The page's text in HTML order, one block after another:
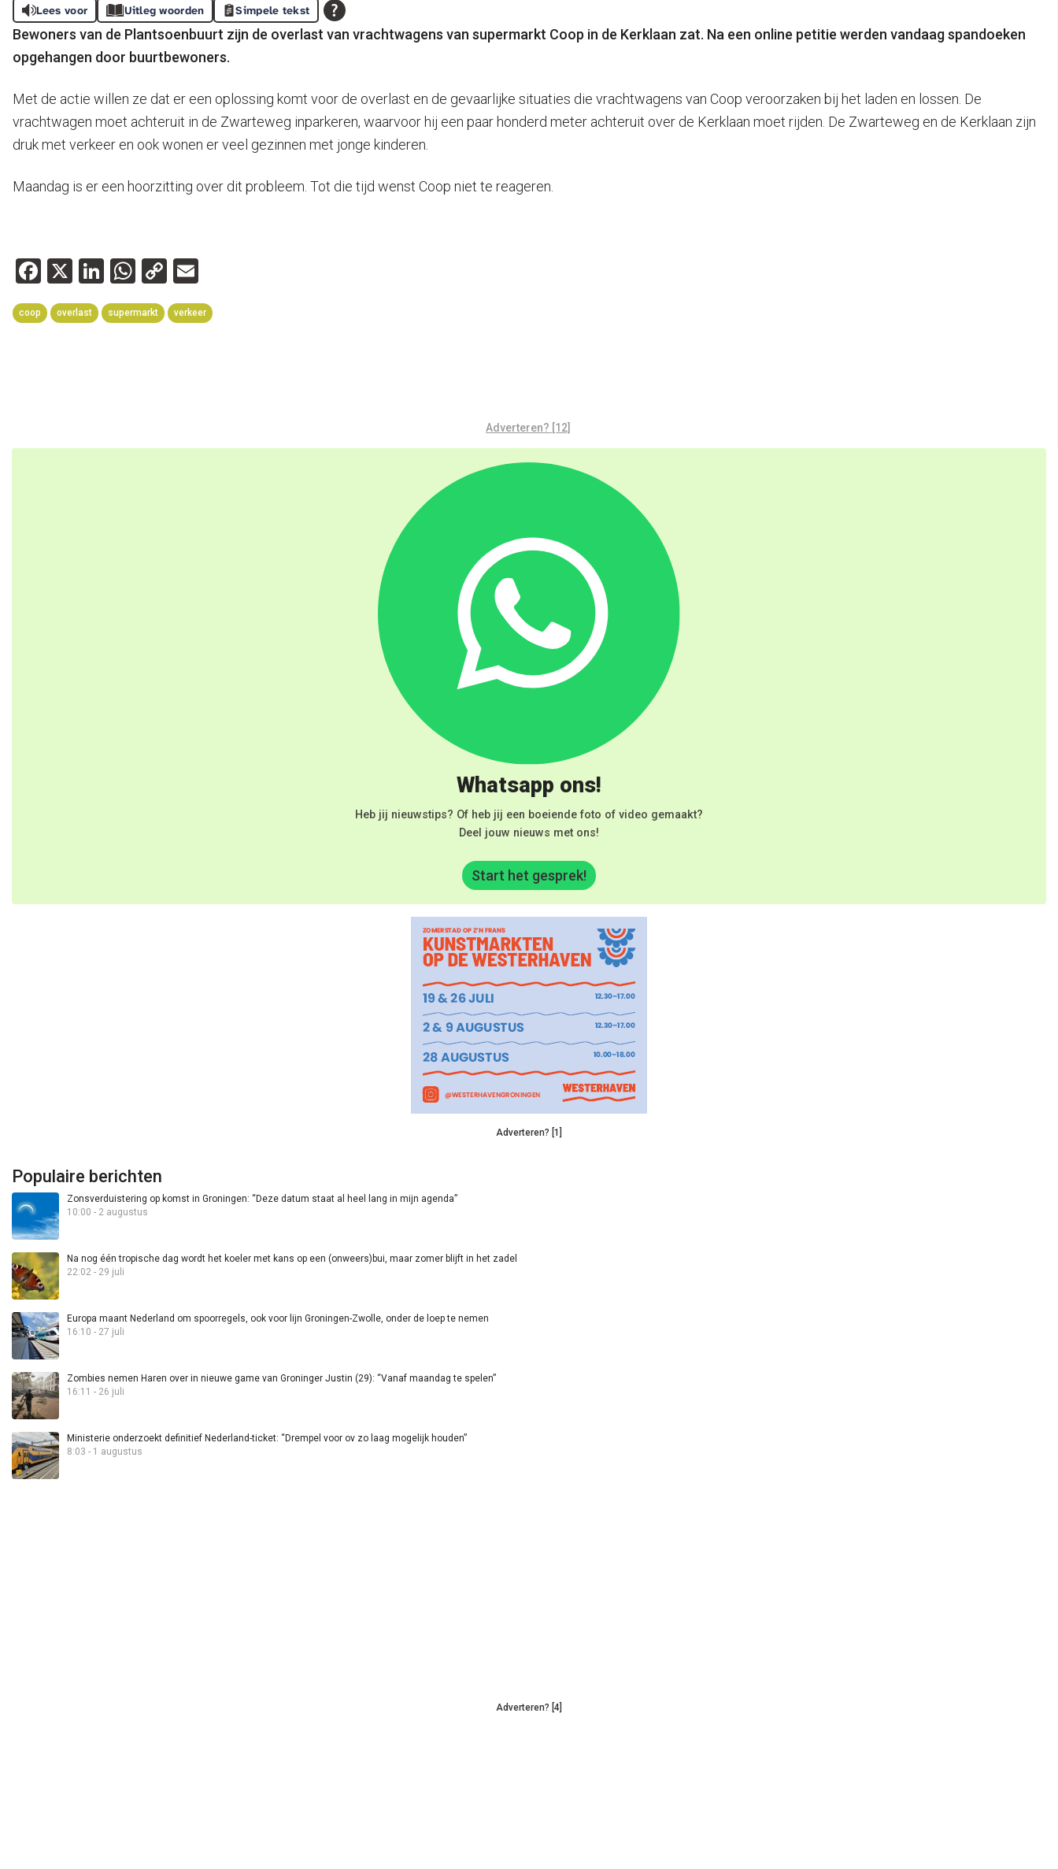
Lees voor Uitleg woorden Simpele tekst
Bewoners van de Plantsoenbuurt zijn de overlast van vrachtwagens van supermarkt Coop in de Kerklaan zat. Na een online petitie werden vandaag spandoeken
opgehangen door buurtbewoners.
Met de actie willen ze dat er een oplossing komt voor de overlast en de gevaarlijke situaties die vrachtwagens van Coop veroorzaken bij het laden en lossen. De
vrachtwagen moet achteruit in de Zwarteweg inparkeren, waarvoor hij een paar honderd meter achteruit over de Kerklaan moet rijden. De Zwarteweg en de Kerklaan zijn
druk met verkeer en ook wonen er veel gezinnen met jonge kinderen.
Maandag is er een hoorzitting over dit probleem. Tot die tijd wenst Coop niet te reageren.
Facebook
X LinkedIn
WhatsApp
Copy
Link
coop overlast supermarkt verkeer
Adverteren? [12]
Whatsapp ons!
Heb jij nieuwstips? Of heb jij een boeiende foto of video gemaakt?
Deel jouw nieuws met ons!
Start het gesprek!
Adverteren? [1]
Populaire berichten
Zonsverduistering op komst in Groningen: “Deze datum staat al heel lang in mijn agenda”
10:00 - 2 augustus
Na nog één tropische dag wordt het koeler met kans op een (onweers)bui, maar zomer blijft in het zadel
22:02 - 29 juli
Europa maant Nederland om spoorregels, ook voor lijn Groningen-Zwolle, onder de loep te nemen
16:10 - 27 juli
Zombies nemen Haren over in nieuwe game van Groninger Justin (29): “Vanaf maandag te spelen”
16:11 - 26 juli
Ministerie onderzoekt definitief Nederland-ticket: “Drempel voor ov zo laag mogelijk houden”
8:03 - 1 augustus
Adverteren? [4]